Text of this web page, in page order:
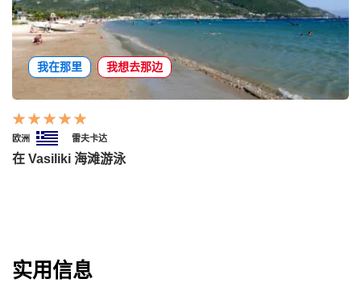
我在那里 我想去那边
欧洲 雷夫卡达
在 Vasiliki 海滩游泳
实用信息